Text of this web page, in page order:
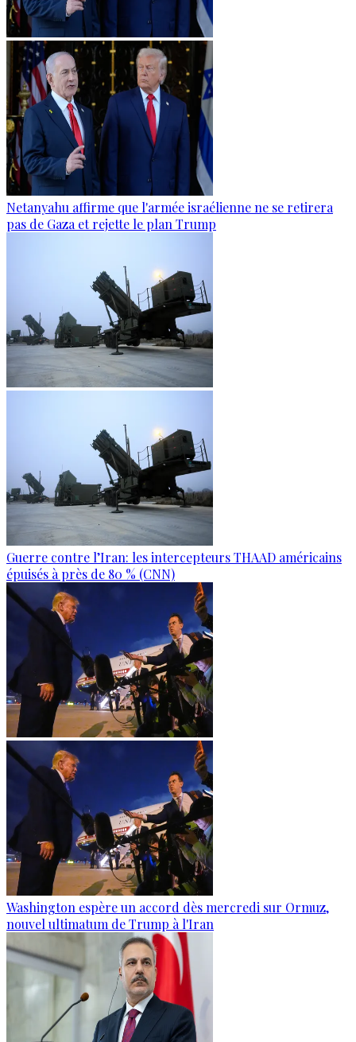
Netanyahu affirme que l'armée israélienne ne se retirera
pas de Gaza et rejette le plan Trump
Guerre contre l’Iran: les intercepteurs THAAD américains
épuisés à près de 80 % (CNN)
Washington espère un accord dès mercredi sur Ormuz,
nouvel ultimatum de Trump à l'Iran